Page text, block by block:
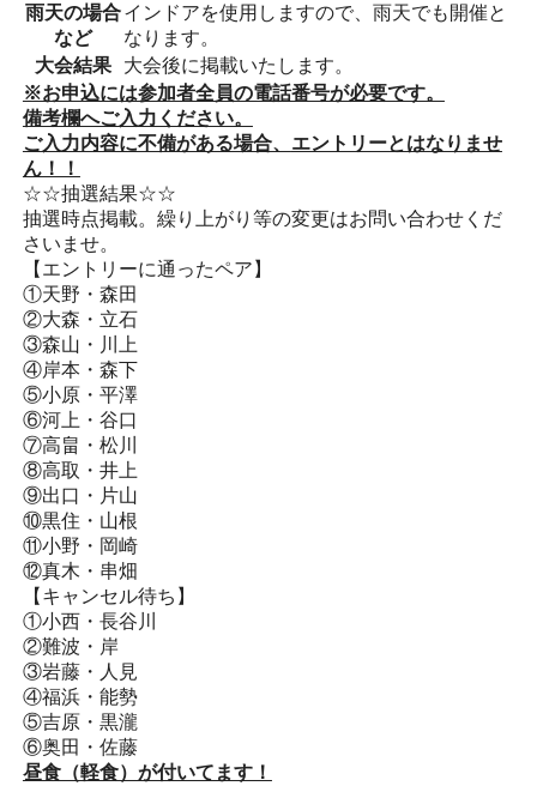
雨天の場合
など
インドアを使用しますので、雨天でも開催と
なります。
大会結果 大会後に掲載いたします。
※お申込には参加者全員の電話番号が必要です。
備考欄へご入力ください。
ご入力内容に不備がある場合、 エントリーとはなりませ
ん！！
☆☆抽選結果☆☆
抽選時点掲載。繰り上がり等の変更はお問い合わせくだ
さいませ。
【エントリーに通ったペア】
①天野・森田
②大森・立石
③森山・川上
④岸本・森下
⑤小原・平澤
⑥河上・谷口
⑦高畠・松川
⑧高取・井上
⑨出口・片山
⑩黒住・山根
⑪小野・岡崎
⑫真木・串畑
【キャンセル待ち】
①小西・長谷川
②難波・岸
③岩藤・人見
④福浜・能勢
⑤吉原・黒瀧
⑥奥田・佐藤
昼食（軽食）が付いてます！